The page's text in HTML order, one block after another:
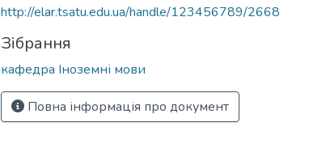
http://elar.tsatu.edu.ua/handle/123456789/2668
Зібрання
кафедра Іноземні мови
Повна інформація про документ